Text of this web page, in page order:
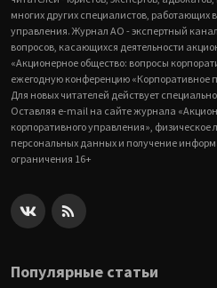
многих других специалистов, работающих
управления. Журнал АО - экспертный
вопросов, касающихся деятельности
«Акционерное общество: вопросы
ежегодную конференцию «Корпоративное
Для новых читателей действует
Оставляя e-mail на сайте журнала
корпоративного управления», физическое
персональных данных и получение
ограничения 16+
Популярные статьи